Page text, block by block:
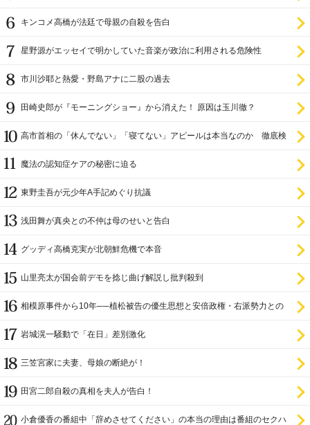
キンコメ高橋が法廷で母親の自殺を告白
星野源がエッセイで明かしていた音楽が政治に利用される危険性
市川沙耶と熱愛・野島アナに二股の過去
田崎史郎が『モーニングショー』から消えた！ 原因は玉川徹？
高市首相の「休んでない」「寝てない」アピールは本当なのか 徹底検
魔法の認知症ケアの秘密に迫る
東野圭吾が元少年A手記めぐり抗議
浅田舞が真央との不仲は母のせいと告白
グッディ高橋克実が北朝鮮危機で本音
山里亮太が国会前デモを捻じ曲げ解説し批判殺到
相模原事件から10年──植松被告の優生思想と安倍政権・右派勢力との
岩城滉一騒動で「在日」差別激化
三笠宮家に夫妻、母娘の断絶が！
田宮二郎自殺の真相を夫人が告白！
小倉優香の番組中「辞めさせてください」の本当の理由は番組のセクハ